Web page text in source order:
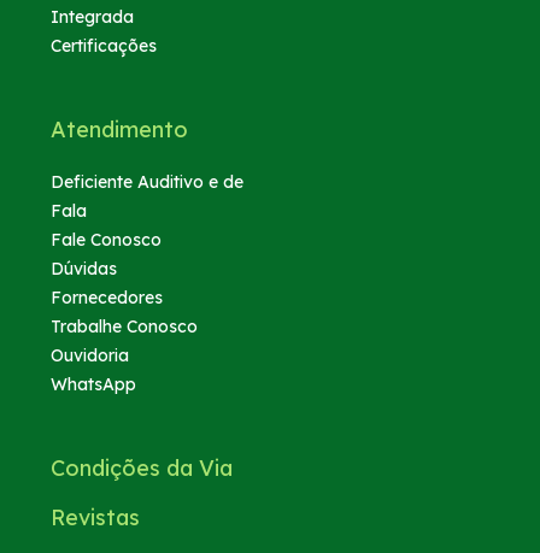
Integrada
Certificações
Atendimento
Deficiente Auditivo e de
Fala
Fale Conosco
Dúvidas
Fornecedores
Trabalhe Conosco
Ouvidoria
WhatsApp
Condições da Via
Revistas